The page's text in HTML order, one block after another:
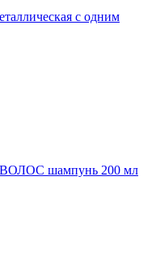
с одним
шампунь 200 мл